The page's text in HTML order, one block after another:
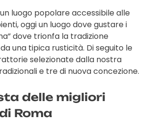
luogo popolare accessibile alle
oggi un luogo dove gustare i
dove trionfa la tradizione
una tipica rusticità. Di seguito le
selezionate dalla nostra
e tre di nuova concezione.
delle migliori
Roma